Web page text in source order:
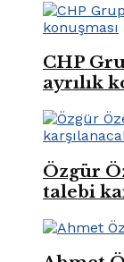
CHP
ayrılık
Özgür
talebi